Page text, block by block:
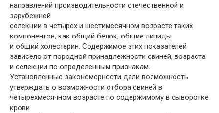
направлений производительности отечественной и
зарубежной
селекции в четырех и шестимесячном возрасте таких
компонентов, как общий белок, общие липиды
и общий холестерин. Содержимое этих показателей
зависело от породной принадлежности свиней, возраста
и селекции по определенным признакам.
Установленные закономерности дали возможность
утверждать о возможности отбора свиней в
четырехмесячном возрасте по содержимому в сыворотке
крови